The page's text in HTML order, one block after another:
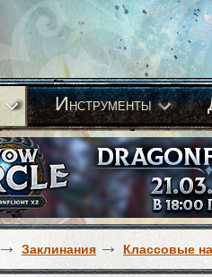
Инструменты
Заклинания Классовые